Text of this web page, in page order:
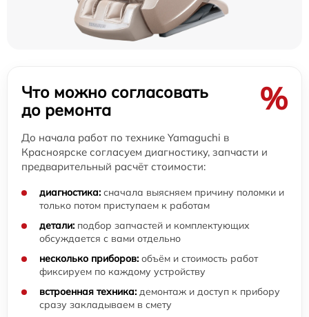
Что можно согласовать
до ремонта
%
До начала работ по технике Yamaguchi в
Красноярске согласуем диагностику, запчасти и
предварительный расчёт стоимости:
диагностика: сначала выясняем причину поломки и
только потом приступаем к работам
детали: подбор запчастей и комплектующих
обсуждается с вами отдельно
несколько приборов: объём и стоимость работ
фиксируем по каждому устройству
встроенная техника: демонтаж и доступ к прибору
сразу закладываем в смету